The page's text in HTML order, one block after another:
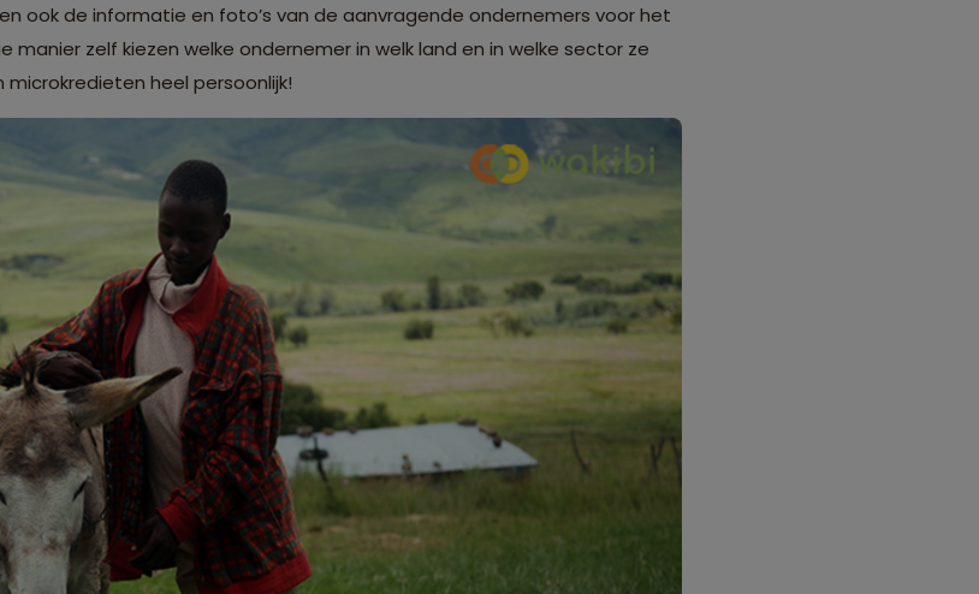
ook de informatie en foto’s van de aanvragende ondernemers voor het
manier zelf kiezen welke ondernemer in welk land en in welke sector ze
heel persoonlijk!